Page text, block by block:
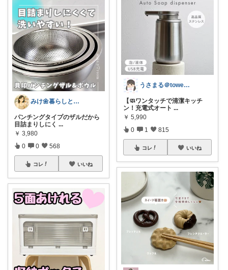
みけ🌼暮らしとキッチン
パンチングタイプのザルだから
目詰まりしにく ...
￥ 3,980
0 0 568
コレ いいね
うさまる＠tower愛好家
【🧼ワンタッチで清潔キッチ
ン！充電式オート ...
￥ 5,990
0 1 815
コレ いいね